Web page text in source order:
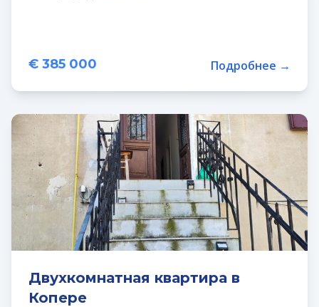
€ 385 000 Подробнее →
Двухкомнатная квартира в
Копере